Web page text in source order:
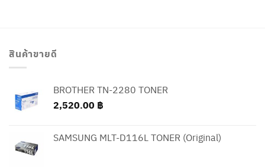
สินค้าขายดี
BROTHER TN-2280 TONER
2,520.00 ฿
SAMSUNG MLT-D116L TONER (Original)